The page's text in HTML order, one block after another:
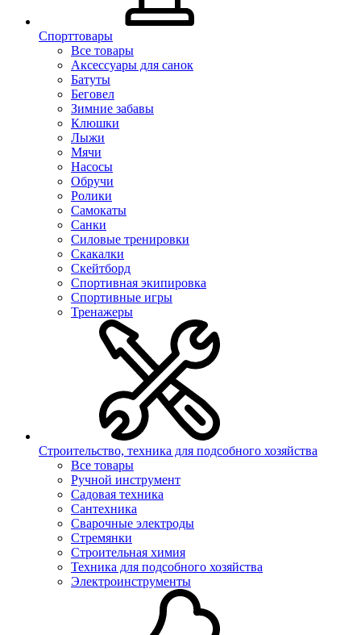
Спорттовары
Все товары
Аксессуары для санок
Батуты
Беговел
Зимние забавы
Клюшки
Лыжи
Мячи
Насосы
Обручи
Ролики
Самокаты
Санки
Силовые тренировки
Скакалки
Скейтборд
Спортивная экипировка
Спортивные игры
Тренажеры
Строительство, техника для подсобного хозяйства
Все товары
Ручной инструмент
Садовая техника
Сантехника
Сварочные электроды
Стремянки
Строительная химия
Техника для подсобного хозяйства
Электроинструменты